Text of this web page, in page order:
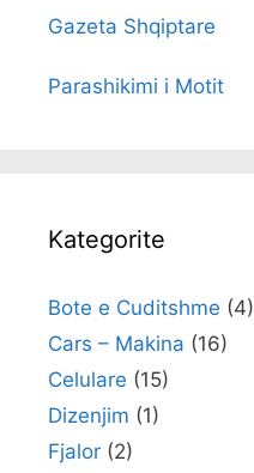
Gazeta Shqiptare
Parashikimi i Motit
Kategorite
Bote e Cuditshme (4)
Cars – Makina (16)
Celulare (15)
Dizenjim (1)
Fjalor (2)